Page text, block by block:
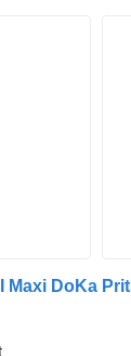
Maxi DoKa